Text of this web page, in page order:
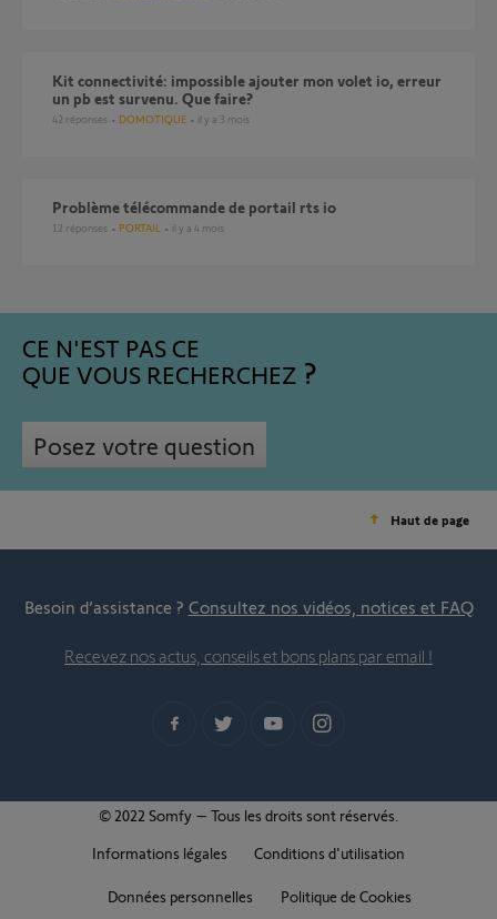
Kit connectivité: impossible ajouter mon volet io, erreur
un pb est survenu. Que faire?
42 réponses DOMOTIQUE il y a 3 mois
Problème télécommande de portail rts io
12 réponses PORTAIL il y a 4 mois
CE N'EST PAS CE
QUE VOUS RECHERCHEZ
Posez votre question
Haut de page
Besoin d’assistance ? Consultez nos vidéos, notices et FAQ
Recevez nos actus, conseils et bons plans par email !
© 2022 Somfy – Tous les droits sont réservés.
Informations légales
Conditions d'utilisation
Données personnelles Politique de Cookies